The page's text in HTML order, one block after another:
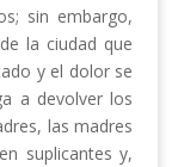
sin embargo,
la ciudad que
y el dolor se
a devolver los
las madres
suplicantes y,